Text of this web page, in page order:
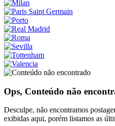
Ops, Conteúdo não
Desculpe, não encontramos
exibidas aqui, porém listamos as